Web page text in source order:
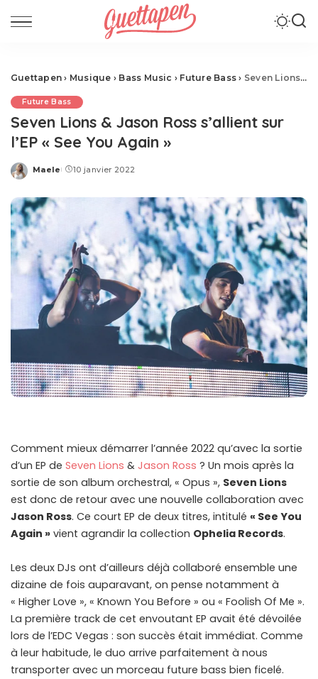
Guettapen › Musique › Bass Music › Future Bass › Seven Lions & Jason Ross s’allient sur l’EP « See You Again »
Future Bass
Seven Lions & Jason Ross s’allient sur
l’EP « See You Again »
Posted
Maele 10 janvier 2022
Comment mieux démarrer l’année 2022 qu’avec la sortie
d’un EP de Seven Lions & Jason Ross ? Un mois après la
sortie de son album orchestral, « Opus », Seven Lions
est donc de retour avec une nouvelle collaboration avec
Jason Ross. Ce court EP de deux titres, intitulé « See You
Again » vient agrandir la collection Ophelia Records.
Les deux DJs ont d’ailleurs déjà collaboré ensemble une
dizaine de fois auparavant, on pense notamment à
« Higher Love », « Known You Before » ou « Foolish Of Me ».
La première track de cet envoutant EP avait été dévoilée
lors de l’EDC Vegas : son succès était immédiat. Comme
à leur habitude, le duo arrive parfaitement à nous
transporter avec un morceau future bass bien ficelé.